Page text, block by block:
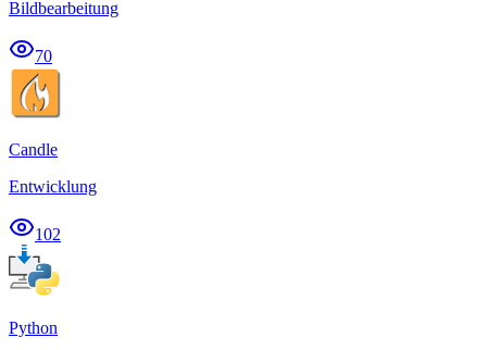
Bildbearbeitung
70
Candle
Entwicklung
102
Python